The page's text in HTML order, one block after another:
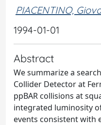
PIACENTINO,
1994-01-01
Abstract
We summarize a
Collider Detector at
ppBAR collisions at
integrated luminosity
events consistent with